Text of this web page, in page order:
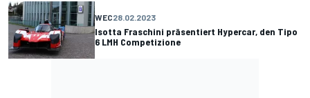
WEC28.02.2023
Isotta Fraschini präsentiert Hypercar, den Tipo
6 LMH Competizione